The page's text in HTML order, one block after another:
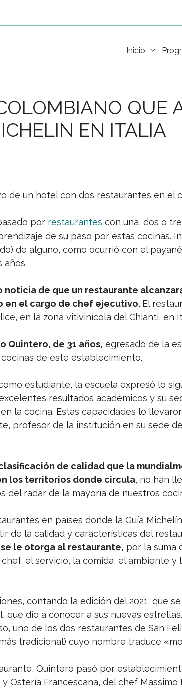
Inicio
QUE
EN ITALIA
de un hotel con dos restaurantes en el
por restaurantes con una, dos o
de su paso por estas cocinas.
de alguno, como ocurrió con el
años.
noticia de que un restaurante
en el cargo de chef ejecutivo. El
en la zona vitivinícola del Chianti, en
Quintero, de 31 años, egresado de la
de este establecimiento.
estudiante, la escuela expresó lo
resultados académicos y su
la cocina. Estas capacidades lo
profesor de la institución en su sede
de calidad que la
los territorios donde circula, no han
del radar de la mayoría de nuestros
en países donde la Guía
de la calidad y características del
le otorga al restaurante, por la suma
el servicio, la comida, el ambiente
contando la edición del 2021, que
que dio a conocer a sus nuevas
uno de los dos restaurantes de San
tradicional) cuyo nombre traduce
Quintero pasó por
Ostería Francescana, del chef